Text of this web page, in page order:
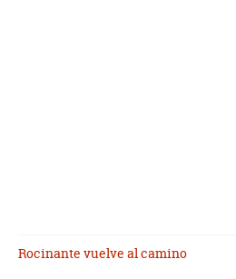
Rocinante vuelve al camino